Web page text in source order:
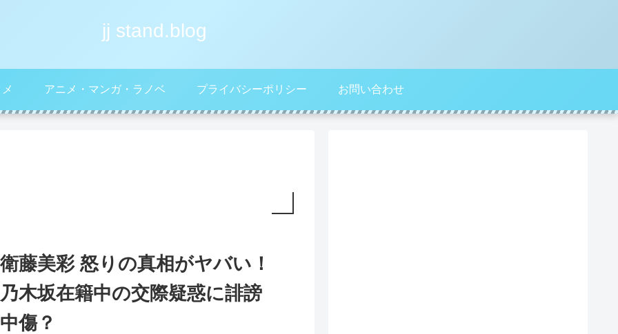
jj stand.blog
アニメ・マンガ・ラノベ プライバシーポリシー お問い合わせ
衛藤美彩 怒りの真相がヤバい！
乃木坂在籍中の交際疑惑に誹謗
中傷？